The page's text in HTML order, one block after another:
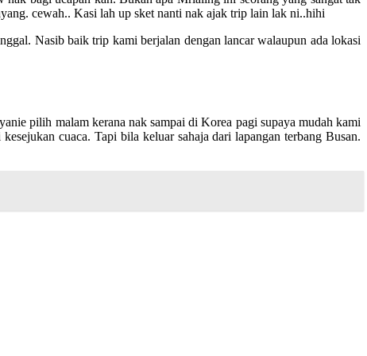
cewah.. Kasi lah up sket nanti nak ajak trip lain lak ni..hihi
Nasib baik trip kami berjalan dengan lancar walaupun ada lokasi
pilih malam kerana nak sampai di Korea pagi supaya mudah kami
cuaca. Tapi bila keluar sahaja dari lapangan terbang Busan.